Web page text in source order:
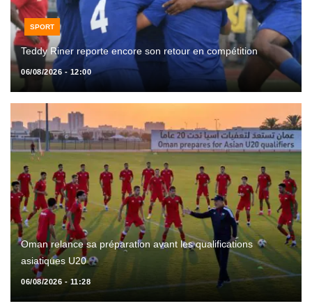
SPORT
Teddy Riner reporte encore son retour en compétition
06/08/2026 - 12:00
Oman relance sa préparation avant les qualifications
asiatiques U20
06/08/2026 - 11:28